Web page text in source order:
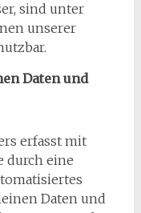
sind unter
unserer
Daten und
erfasst mit
durch eine
Daten und